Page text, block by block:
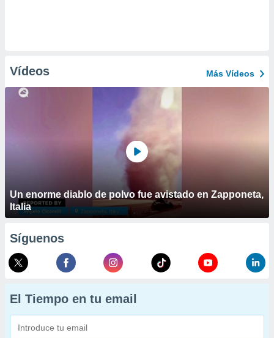
Vídeos Más Vídeos
Un enorme diablo de polvo fue avistado en Zapponeta,
Italia
Síguenos
El Tiempo en tu email